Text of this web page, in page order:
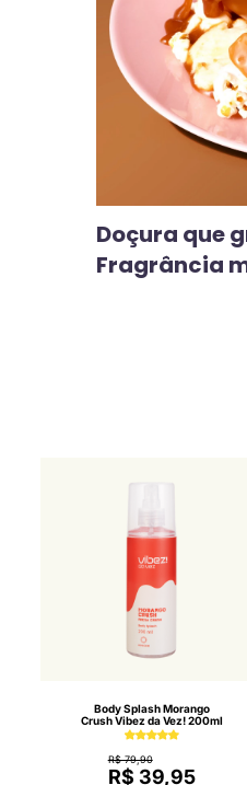
Doçura que
Fragrância
Body Splash Morango
Crush Vibez da Vez! 200ml
R$ 79,90
R$ 39,95